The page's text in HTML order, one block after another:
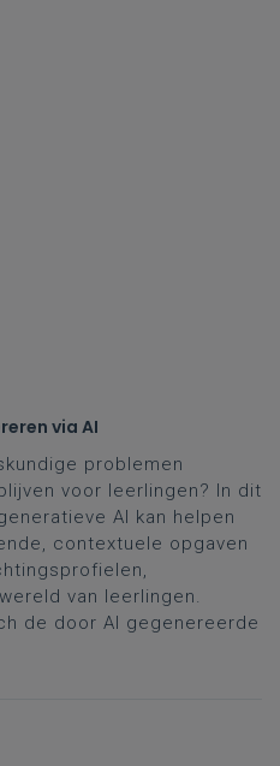
via AI
problemen
voor leerlingen? In dit
AI kan helpen
contextuele opgaven
van leerlingen.
de door AI gegenereerde